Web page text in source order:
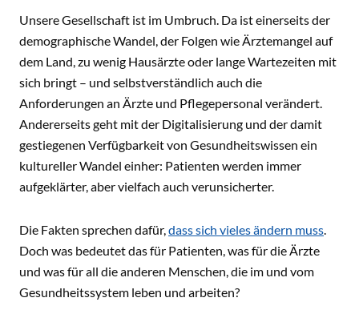
Unsere Gesellschaft ist im Umbruch. Da ist einerseits der
demographische Wandel, der Folgen wie Ärztemangel auf
dem Land, zu wenig Hausärzte oder lange Wartezeiten mit
sich bringt – und selbstverständlich auch die
Anforderungen an Ärzte und Pflegepersonal verändert.
Andererseits geht mit der Digitalisierung und der damit
gestiegenen Verfügbarkeit von Gesundheitswissen ein
kultureller Wandel einher: Patienten werden immer
aufgeklärter, aber vielfach auch verunsicherter.
Die Fakten sprechen dafür,dass sich vieles ändern muss.
Doch was bedeutet das für Patienten, was für die Ärzte
und was für all die anderen Menschen, die im und vom
Gesundheitssystem leben und arbeiten?